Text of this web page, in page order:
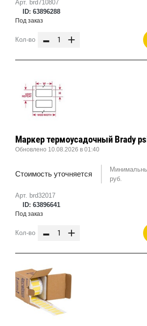
Арт. brd710807
ID: 63896288
Под заказ
Кол-во - +
Арт. brd32017
ID: 63896641
Маркер термоусадочный Brady
Обновлено 10.08.2026 в 01:40
Стоимость уточняется
руб.
Под заказ
Кол-во - +